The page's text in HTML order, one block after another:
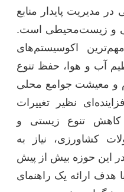
مدیریت پایدار منابع
و زیست‌محیطی است.
اکوسیستم‌های
آب و هوا، حفظ تنوع
و معیشت جوامع محلی
نظیر تغییرات
کاهش تنوع زیستی و
کشاورزی، نیاز به
این حوزه بیش از پیش
هدف ارائه یک راهنمای